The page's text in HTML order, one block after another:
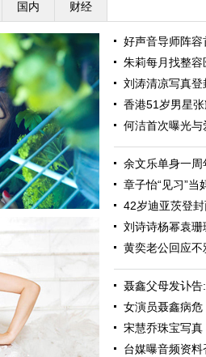
国内 财经
好声音导师阵
朱莉每月找整
刘涛清凉写真
香港51岁男星
何洁首次曝光
余文乐单身一
章子怡“见习”当
42岁迪亚茨登
刘诗诗杨幂袁
黄奕老公回应
聂鑫父母发讣
女演员聂鑫病
宋慧乔珠宝写
台媒曝音频资